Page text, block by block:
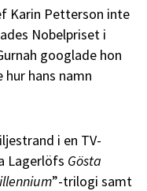
Karin Petterson inte
Nobelpriset i
googlade hon
hans namn
i en TV-
Lagerlöfs Gösta
”-trilogi samt